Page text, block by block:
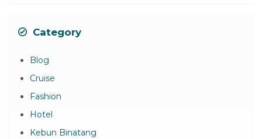
Category
Blog
Cruise
Fashion
Hotel
Kebun Binatang